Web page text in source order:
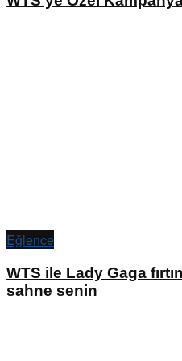
Eğlence
WTS ile Lady Gaga
sahne senin